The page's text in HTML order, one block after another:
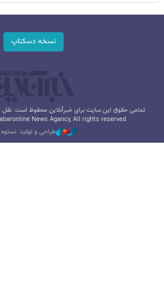
نسخه دسکتاپ
تمامی حقوق این سایت برای خبرآنلاین محفوظ است. نقل
News Agancy, All rights reserved
طراحی و تولید: نستوه